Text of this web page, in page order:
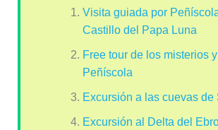
Visita guiada por
Castillo del Papa Luna
Free tour de los misterios
Peñíscola
Excursión a las cuevas de
Excursión al Delta del